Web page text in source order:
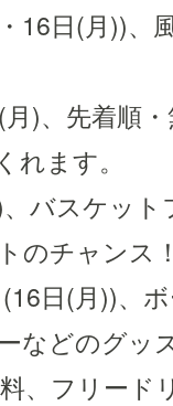
16日(月))、
)、先着順
ます。
バスケット
のチャンス
日(月))、
などのグッ
、フリード